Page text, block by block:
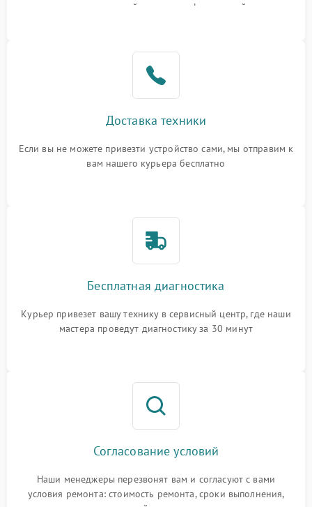
или оставить свой номер телефона на сайте
Доставка техники
Если вы не можете привезти устройство сами, мы отправим к
вам нашего курьера бесплатно
Бесплатная диагностика
Курьер привезет вашу технику в сервисный центр, где наши
мастера проведут диагностику за 30 минут
Согласование условий
Наши менеджеры перезвонят вам и согласуют с вами
условия ремонта: стоимость ремонта, сроки выполнения,